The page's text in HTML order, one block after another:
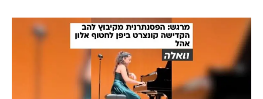
מחווה
מרגשת
מיפן:
פסנתרנית
מקיבוץ